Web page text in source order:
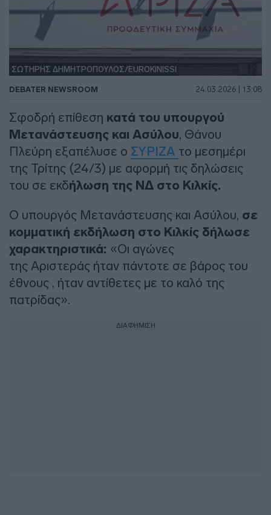
ΣΩΤΗΡΗΣ ΔΗΜΗΤΡΟΠΟΥΛΟΣ/EUROKINISSI
DEBATER NEWSROOM 24.03.2026 | 13:08
Σφοδρή επίθεση κατά του υπουργού
Μετανάστευσης και Ασύλου, Θάνου
Πλεύρη εξαπέλυσε ο ΣΥΡΙΖΑ το μεσημέρι
της Τρίτης (24/3) με αφορμή τις δηλώσεις
του σε εκδήλωση της ΝΔ στο Κιλκίς.
Ο υπουργός Μετανάστευσης και Ασύλου, σε
κομματική εκδήλωση στο Κιλκίς δήλωσε
χαρακτηριστικά: «Οι αγώνες
της Αριστεράς ήταν πάντοτε σε βάρος του
έθνους , ήταν αντίθετες με το καλό της
πατρίδας».
ΔΙΑΦΗΜΙΣΗ